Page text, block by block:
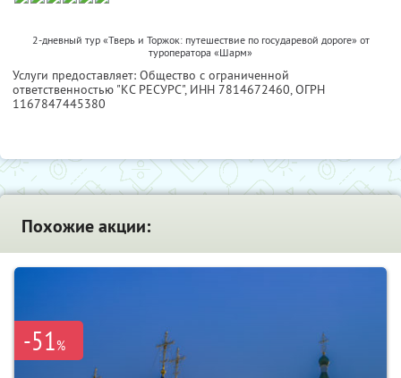
2-дневный тур «Тверь и Торжок: путешествие по государевой дороге» от
туроператора «Шарм»
Услуги предоставляет: Общество с ограниченной
ответственностью "КС РЕСУРС", ИНН 7814672460, ОГРН
1167847445380
Похожие акции:
-51%